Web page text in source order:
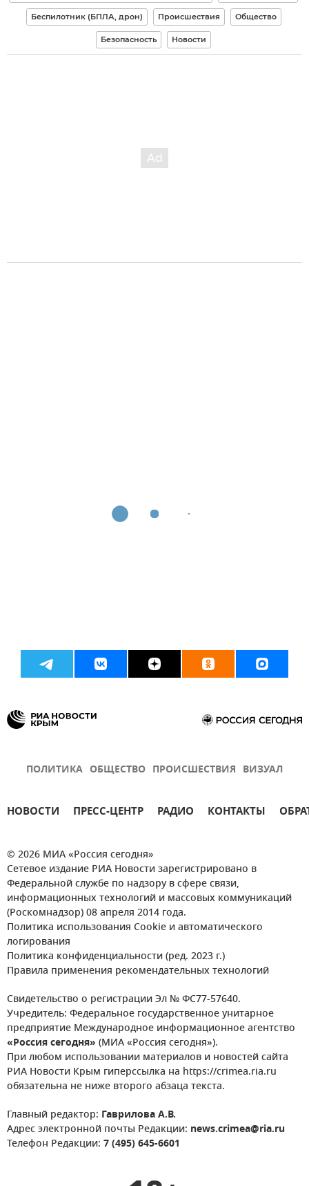
Беспилотник (БПЛА, дрон) Происшествия Общество
Безопасность Новости
ПОЛИТИКА ОБЩЕСТВО ПРОИСШЕСТВИЯ ВИЗУАЛ
НОВОСТИ ПРЕСС-ЦЕНТР РАДИО КОНТАКТЫ
© 2026 МИА «Россия сегодня»
Сетевое издание РИА Новости зарегистрировано в
Федеральной службе по надзору в сфере связи,
информационных технологий и массовых коммуникаций
(Роскомнадзор) 08 апреля 2014 года.
Политика использования Cookie и автоматического
логирования
Политика конфиденциальности (ред. 2023 г.)
Правила применения рекомендательных технологий
Свидетельство о регистрации Эл № ФС77-57640.
Учредитель: Федеральное государственное унитарное
предприятие Международное информационное агентство
«Россия сегодня» (МИА «Россия сегодня»).
При любом использовании материалов и новостей сайта
РИА Новости Крым гиперссылка на https://crimea.ria.ru
обязательна не ниже второго абзаца текста.
Главный редактор: Гаврилова А.В.
Адрес электронной почты Редакции: news.crimea@ria.ru
Телефон Редакции: 7 (495) 645-6601